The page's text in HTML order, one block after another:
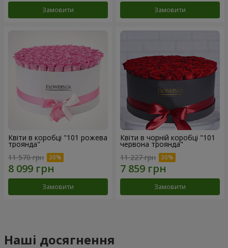
Замовити Замовити
Квіти в коробці "101 рожева
троянда"
11 570 грн
Замовити
Квіти в чорній коробці "101
червона троянда"
11 227 грн
Замовити
Наші досягнення